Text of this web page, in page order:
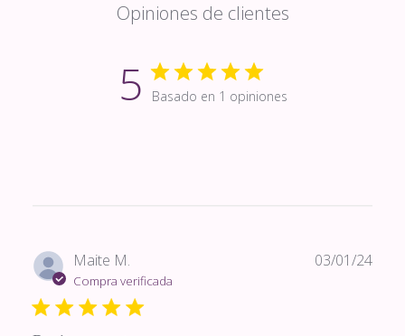
Opiniones de clientes
5 Basado en 1 opiniones
Maite M.
Compra verificada
03/01/24